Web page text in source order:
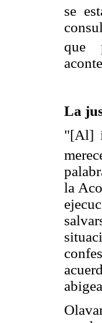
se
que
La
"[Al]
la